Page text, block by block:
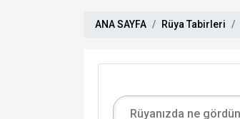
ANA SAYFA Rüya Tabirleri